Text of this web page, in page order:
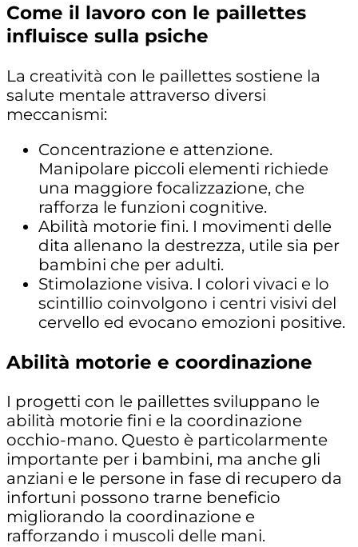
Come il lavoro con le paillettes
influisce sulla psiche
La creatività con le paillettes sostiene la
salute mentale attraverso diversi
meccanismi:
Concentrazione e attenzione.
Manipolare piccoli elementi richiede
una maggiore focalizzazione, che
rafforza le funzioni cognitive.
Abilità motorie fini. I movimenti delle
dita allenano la destrezza, utile sia per
bambini che per adulti.
Stimolazione visiva. I colori vivaci e lo
scintillio coinvolgono i centri visivi del
cervello ed evocano emozioni positive.
Abilità motorie e coordinazione
I progetti con le paillettes sviluppano le
abilità motorie fini e la coordinazione
occhio-mano. Questo è particolarmente
importante per i bambini, ma anche gli
anziani e le persone in fase di recupero da
infortuni possono trarne beneficio
migliorando la coordinazione e
rafforzando i muscoli delle mani.